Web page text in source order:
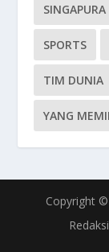
SINGAPURA
SPORTS
TIM DUNIA
YANG
Copyright
Redaksi